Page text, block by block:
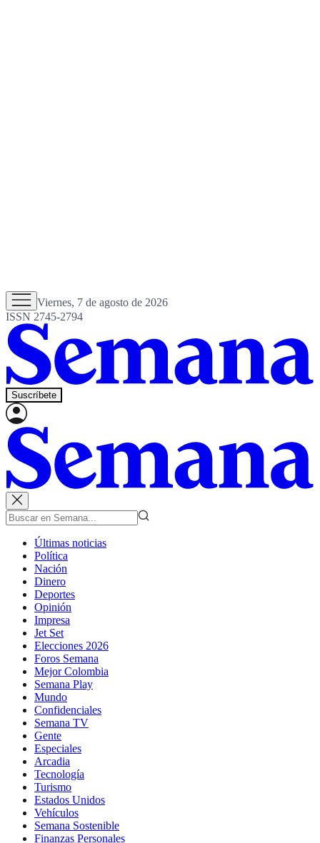
Viernes, 7 de agosto de 2026
ISSN 2745-2794
Suscríbete
Últimas noticias
Política
Nación
Dinero
Deportes
Opinión
Impresa
Jet Set
Elecciones 2026
Foros Semana
Mejor Colombia
Semana Play
Mundo
Confidenciales
Semana TV
Gente
Especiales
Arcadia
Tecnología
Turismo
Estados Unidos
Vehículos
Semana Sostenible
Finanzas Personales